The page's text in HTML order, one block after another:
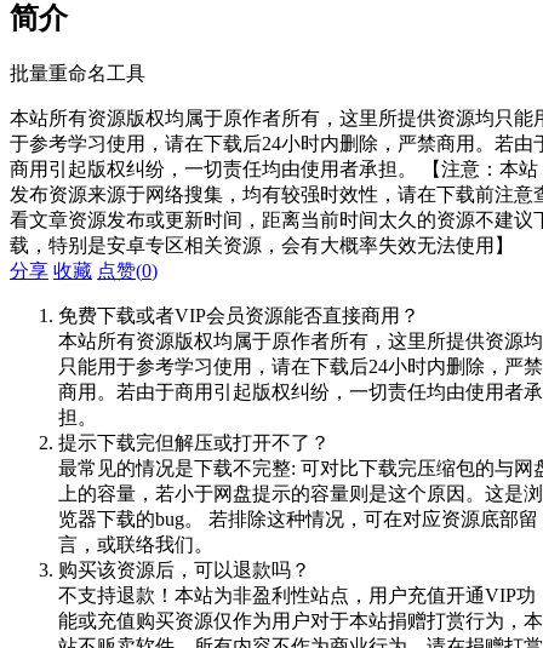
简介
批量重命名工具
本站所有资源版权均属于原作者所有，这里所提供资源均只能
于参考学习使用，请在下载后24小时内删除，严禁商用。若由
商用引起版权纠纷，一切责任均由使用者承担。 【注意：本站
发布资源来源于网络搜集，均有较强时效性，请在下载前注意
看文章资源发布或更新时间，距离当前时间太久的资源不建议
载，特别是安卓专区相关资源，会有大概率失效无法使用】
分享 收藏 点赞(0)
免费下载或者VIP会员资源能否直接商用？
本站所有资源版权均属于原作者所有，这里所提供资源均
只能用于参考学习使用，请在下载后24小时内删除，严禁
商用。若由于商用引起版权纠纷，一切责任均由使用者承
担。
提示下载完但解压或打开不了？
最常见的情况是下载不完整: 可对比下载完压缩包的与网
上的容量，若小于网盘提示的容量则是这个原因。这是浏
览器下载的bug。 若排除这种情况，可在对应资源底部留
言，或联络我们。
购买该资源后，可以退款吗？
不支持退款！本站为非盈利性站点，用户充值开通VIP功
能或充值购买资源仅作为用户对于本站捐赠打赏行为，本